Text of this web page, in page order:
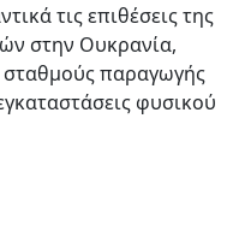
τις επιθέσεις της
στην Ουκρανία,
παραγωγής
φυσικού